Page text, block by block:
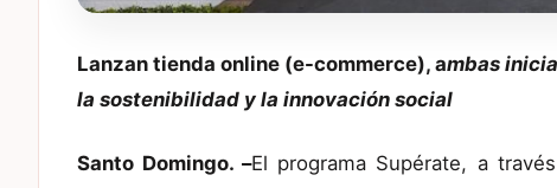
Lanzan tienda online (e-commerce), ambas
la sostenibilidad y la innovación social
Santo Domingo. –El programa Supérate, a